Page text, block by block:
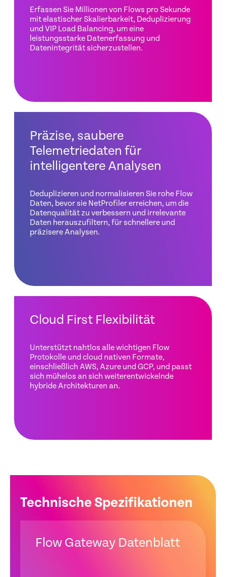
Erfassen Sie Millionen von Flows pro Sekunde
mit elastischer Skalierbarkeit, Deduplizierung
und VIP Load Balancing, um eine
leistungsstarke Datenerfassung und
Datenintegrität sicherzustellen.
Präzise, saubere
Telemetriedaten für
intelligentere Analysen
Deduplizieren und normalisieren Sie rohe Flow
Daten, bevor sie NetProfiler erreichen, um die
Datenqualität zu verbessern und irrelevante
Daten herauszufiltern, für schnellere und
präzisere Analysen.
Cloud First Flexibilität
Unterstützt nahtlos alle wichtigen Flow
Protokolle und cloud nativen Formate,
einschließlich AWS, Azure und GCP, und passt
sich mühelos an sich weiterentwickelnde
hybride Architekturen an.
Technische Spezifikationen
Flow Gateway Datenblatt